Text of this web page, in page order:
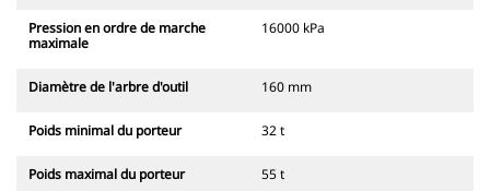
Pression en ordre de marche
maximale
16000 kPa
Diamètre de l'arbre d'outil 160 mm
Poids minimal du porteur 32 t
Poids maximal du porteur 55 t